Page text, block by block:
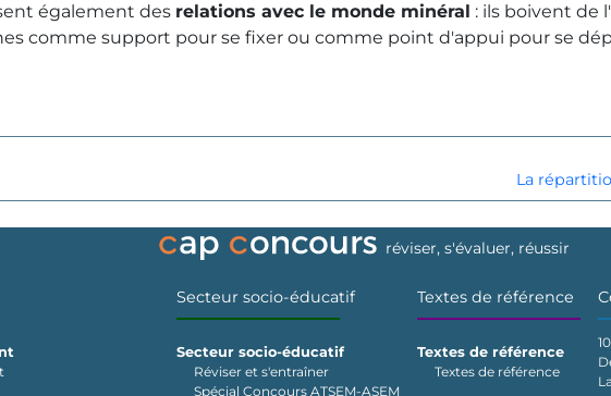
également des relations avec le monde minéral : ils boivent de
comme support pour se fixer ou comme point d'appui pour se
La
réviser, s'évaluer, réussir
Secteur socio-éducatif
Secteur socio-éducatif
Réviser et s'entraîner
Spécial Concours ATSEM-ASEM
Textes de référence
Textes de référence
Textes de référence